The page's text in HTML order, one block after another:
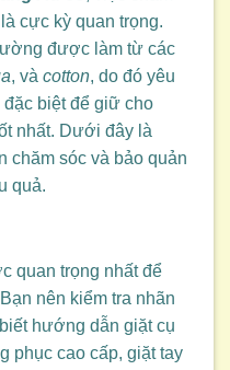
cực kỳ quan trọng.
được làm từ các
, và cotton, do đó yêu
biệt để giữ cho
nhất. Dưới đây là
chăm sóc và bảo quản
quả.
quan trọng nhất để
nên kiểm tra nhãn
hướng dẫn giặt cụ
phục cao cấp, giặt tay